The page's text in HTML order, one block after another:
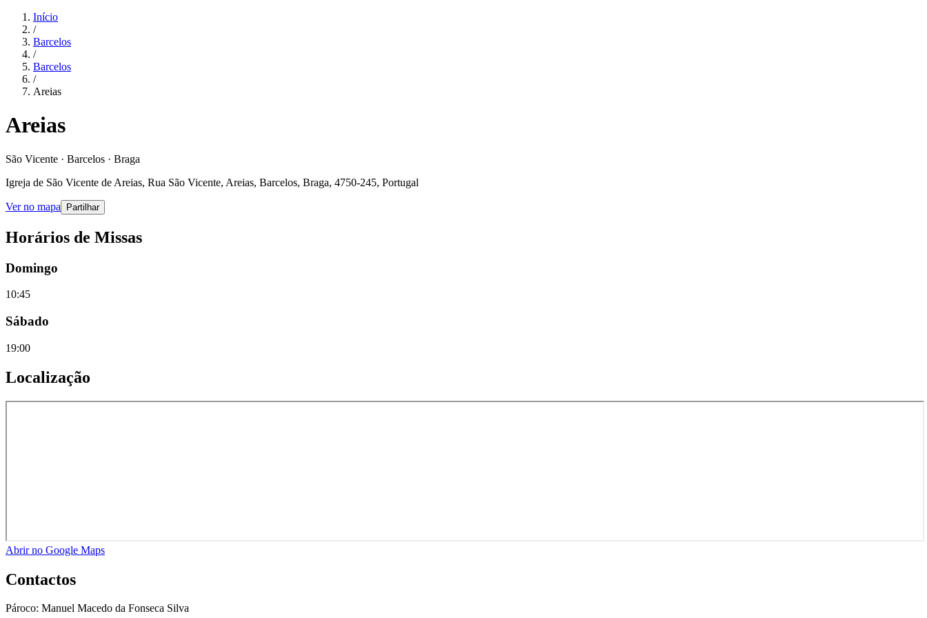
Início
/
Barcelos
/
Barcelos
/
Areias
Areias
São Vicente · Barcelos · Braga
Igreja de São Vicente de Areias, Rua São Vicente, Areias, Barcelos, Braga, 4750-245, Portugal
Ver no mapa Partilhar
Horários de Missas
Domingo
10:45
Sábado
19:00
Localização
Abrir no Google Maps
Contactos
Pároco: Manuel Macedo da Fonseca Silva